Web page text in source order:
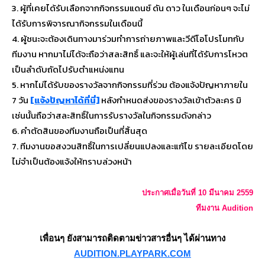
3. ผู้ที่เคยได้รับเลือกจากกิจกรรมแดนซ์ ดัน ดาว ในเดือนก่อนๆ จะไม่
ได้รับการพิจารณากิจกรรมในเดือนนี้
4. ผู้ชนะจะต้องเดินทางมาร่วมทำการถ่ายภาพและวีดีโอโปรโมทกับ
ทีมงาน หากมาไม่ได้จะถือว่าสละสิทธิ์ และจะให้ผู้เล่นที่ได้รับการโหวต
เป็นลำดับถัดไปรับตำแหน่งแทน
5. หากไม่ได้รับของรางวัลจากกิจกรรมที่ร่วม ต้องแจ้งปัญหาภายใน
7 วัน [แจ้งปัญหาได้ที่นี่]หลังกำหนดส่งของรางวัลเข้าตัวละคร มิ
เช่นนั้นถือว่าสละสิทธิ์ในการรับรางวัลในกิจกรรมดังกล่าว
6. คำตัดสินของทีมงานถือเป็นที่สิ้นสุด
7. ทีมงานขอสงวนสิทธิ์ในการเปลี่ยนแปลงและแก้ไข รายละเอียดโดย
ไม่จำเป็นต้องแจ้งให้ทราบล่วงหน้า
ประกาศเมื่อวันที่ 10 มีนาคม 2559
ทีมงาน Audition
เพื่อนๆ ยังสามารถติดตามข่าวสารอื่นๆ ได้ผ่านทาง
AUDITION.PLAYPARK.COM